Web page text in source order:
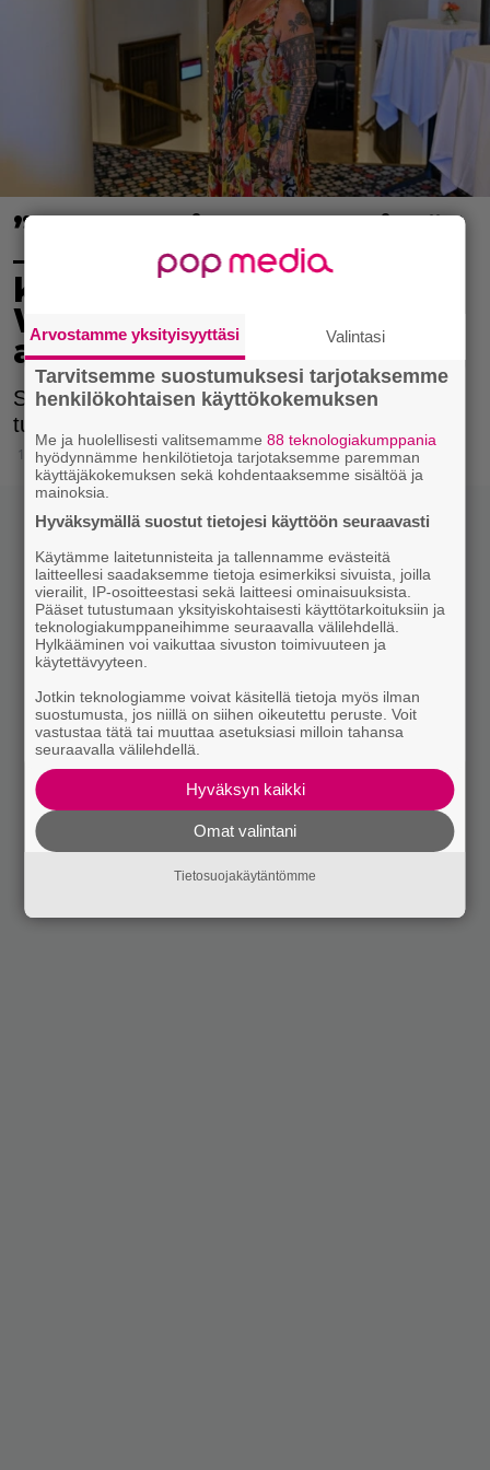
”Vuokralaiset helvetistä”
– asukkaat tekivät
käsittämätöntä tuhoa
Wilma Schlizewskin
asunnossa
Schlizewskillä on ollut uskomattoman huono
tuuri vuokralaisten suhteen.
16.4.2026 18:19
Arvostamme yksityisyyttäsi Valintasi
Tarvitsemme suostumuksesi tarjotaksemme
henkilökohtaisen käyttökokemuksen
Me ja huolellisesti valitsemamme88 teknologiakumppania
hyödynnämme henkilötietoja tarjotaksemme paremman
käyttäjäkokemuksen sekä kohdentaaksemme sisältöä ja
mainoksia.
Hyväksymällä suostut tietojesi käyttöön seuraavasti
Käytämme laitetunnisteita ja tallennamme evästeitä
laitteellesi saadaksemme tietoja esimerkiksi sivuista, joilla
vierailit, IP-osoitteestasi sekä laitteesi ominaisuuksista.
Pääset tutustumaan yksityiskohtaisesti käyttötarkoituksiin ja
teknologiakumppaneihimme seuraavalla välilehdellä.
Hylkääminen voi vaikuttaa sivuston toimivuuteen ja
käytettävyyteen.
Jotkin teknologiamme voivat käsitellä tietoja myös ilman
suostumusta, jos niillä on siihen oikeutettu peruste. Voit
vastustaa tätä tai muuttaa asetuksiasi milloin tahansa
seuraavalla välilehdellä.
Hyväksyn kaikki
Omat valintani
Tietosuojakäytäntömme